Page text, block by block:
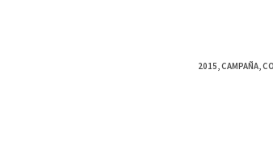
2015 CAMPAÑA